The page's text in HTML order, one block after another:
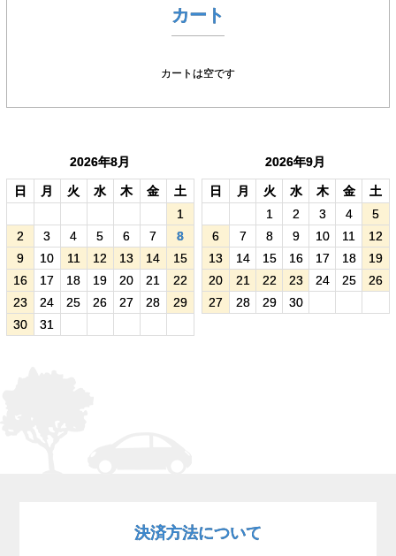
カート
カートは空です
2026年8月
日 月 火 水 木 金
土
1
2
3 4 5 6 7
8
9
10 11 12 13 14
15
16
17 18 19 20 21
22
23
24 25 26 27 28
29
30
31
2026年9月
日 月 火 水 木 金
土
1
2 3 4
5
6
7 8 9 10 11
12
13
14 15 16 17 18
19
20
21 22 23 24 25
26
27
28 29 30
決済方法について